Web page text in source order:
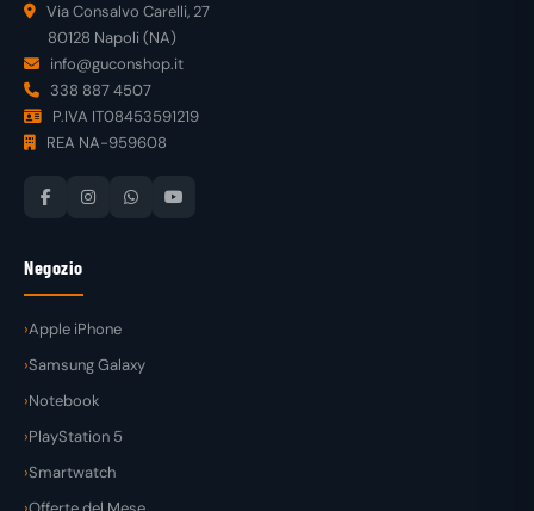
Via Consalvo Carelli, 27
80128 Napoli (NA)
info@guconshop.it
338 887 4507
P.IVA IT08453591219
REA NA-959608
Negozio
Apple iPhone
Samsung Galaxy
Notebook
PlayStation 5
Smartwatch